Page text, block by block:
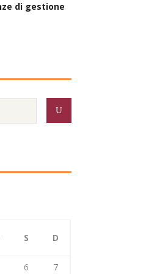
di gestione
S D
6 7